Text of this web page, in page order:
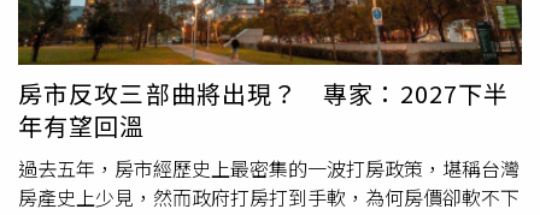
資訊混亂、交通延誤、電子設備故障、合約反覆確認等情
況，這段期間適合重新整理計畫、檢查文件及修正策略，不
適合因市場情緒或未經證實的消息而倉促做出重大決定，凡
事多確認比急著下判斷更重要。邱彥龍分析，7月8日起海王
星正式逆行，也讓許多原本看似美好的合作、投資或人際關
係開始接受現實的考驗，其中假消息、誇大宣傳、投資陷阱
與情緒操控都可能增加，因此不論是投資理財、商業合作或
房市反攻三部曲將出現？ 專家：2027下半
年有望回溫
過去五年，房市經歷史上最密集的一波打房政策，堪稱台灣
房產史上少見，然而政府打房打到手軟，為何房價卻軟不下